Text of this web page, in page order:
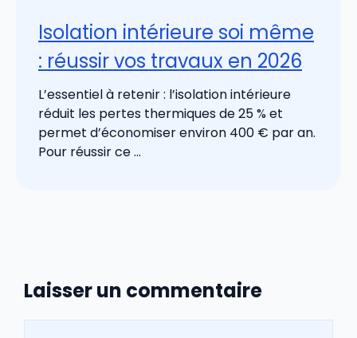
Isolation intérieure soi même
: réussir vos travaux en 2026
L’essentiel à retenir : l’isolation intérieure
réduit les pertes thermiques de 25 % et
permet d’économiser environ 400 € par an.
Pour réussir ce ...
Laisser un commentaire